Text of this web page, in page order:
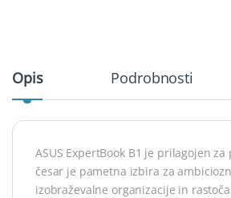
Opis Podrobnosti
ASUS ExpertBook B1 je prilagojen
česar je pametna izbira za
izobraževalne organizacije in